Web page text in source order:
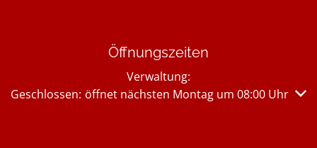
Öffnungszeiten
Verwaltung:
Klicken, um weitere Öffnungs- oder Schließzeiten
Geschlossen: öffnet nächsten Montag um 08:00 Uhr